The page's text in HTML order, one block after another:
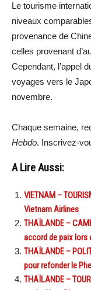
Le tourisme
niveaux
provenance de
celles provenant
Cependant, l’appel
voyages vers le
novembre.
Chaque semaine,
Hebdo. Inscrivez-
A Lire Aussi:
VIETNAM –
Vietnam Airlines
THAÏLANDE –
accord de paix lors
THAÏLANDE –
pour refonder le
THAÏLANDE –